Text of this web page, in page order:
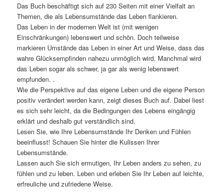
Das Buch beschäftigt sich auf 230 Seiten mit einer Vielfalt an
Themen, die als Lebensumstände das Leben flankieren.
Das Leben in der modernen Welt ist (mit wenigen
Einschränkungen) lebenswert und schön. Doch teilweise
markieren Umstände das Leben in einer Art und Weise, dass das
wahre Glücksempfinden nahezu unmöglich wird. Manchmal wird
das Leben sogar als schwer, ja gar als wenig lebenswert
empfunden. .
Wie die Perspektive auf das eigene Leben und die eigene Person
positiv verändert werden kann, zeigt dieses Buch auf. Dabei liest
es sich sehr leicht, da die Bedingungen des Lebens eingängig
erklärt und deshalb gut verständlich sind.
Lesen Sie, wie Ihre Lebensumstände Ihr Denken und Fühlen
beeinflusst! Schauen Sie hinter die Kulissen Ihrer
Lebensumstände.
Lassen auch Sie sich ermutigen, Ihr Leben anders zu sehen, zu
fühlen und zu leben. Leben und erleben Sie Ihr Leben auf leichte,
erfreuliche und zufriedene Weise.